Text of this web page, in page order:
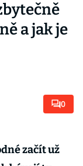
a jak je
0
začít už